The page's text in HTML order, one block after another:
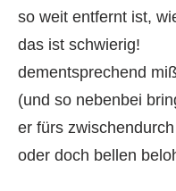
so weit entfernt ist,
das ist schwierig!
dementsprechend
(und so nebenbei
er fürs
oder doch bellen